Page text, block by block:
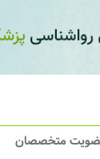
متخصصان